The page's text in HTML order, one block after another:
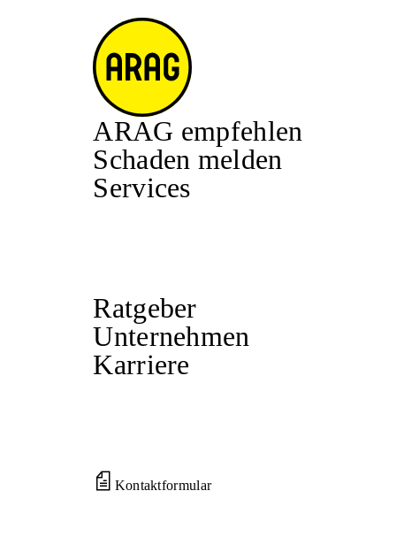
ARAG empfehlen
Schaden melden
Services
Ratgeber
Unternehmen
Karriere
Kontaktformular